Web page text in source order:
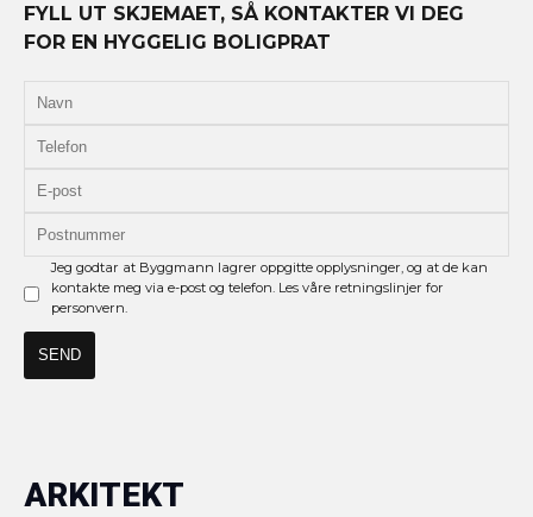
FYLL UT SKJEMAET, SÅ KONTAKTER VI DEG
FOR EN HYGGELIG BOLIGPRAT
Jeg godtar at Byggmann lagrer oppgitte opplysninger, og at de kan
kontakte meg via e-post og telefon. Les våre retningslinjer for
personvern.
ARKITEKT